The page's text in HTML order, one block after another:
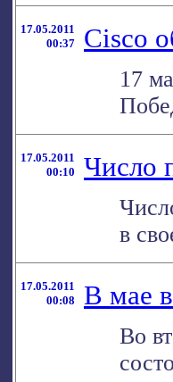
17.05.2011
00:37
Cisco
17
17.05.2011
00:10
Число
в
17.05.2011
00:08
В мае
Во